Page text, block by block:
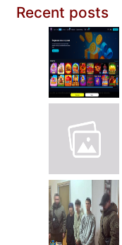
Recent posts